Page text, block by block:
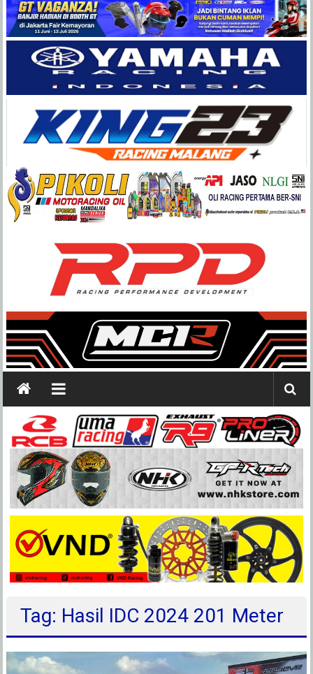
Balap
Paling
Lengkap
Tag: Hasil IDC 2024 201 Meter